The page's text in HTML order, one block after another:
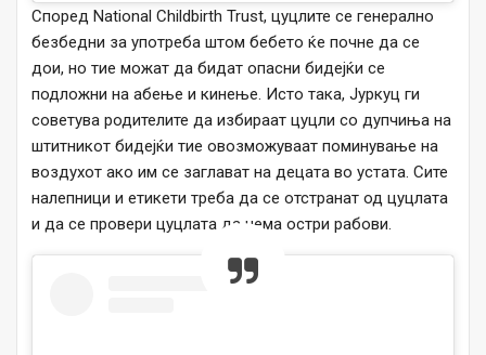
Според National Childbirth Trust, цуцлите се генерално
безбедни за употреба штом бебето ќе почне да се
дои, но тие можат да бидат опасни бидејќи се
подложни на абење и кинење. Исто така, Јуркуц ги
советува родителите да избираат цуцли со дупчиња на
штитникот бидејќи тие овозможуваат поминување на
воздухот ако им се заглават на децата во устата. Сите
налепници и етикети треба да се отстранат од цуцлата
и да се провери цуцлата да нема остри рабови.